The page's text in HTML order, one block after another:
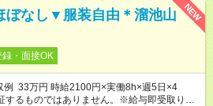
NEW
ぼなし▼服装自由＊溜池山
録・面接OK
33万円 時給2100円×実働8h×週5日×4
るものではありません。※給与即受取りサ